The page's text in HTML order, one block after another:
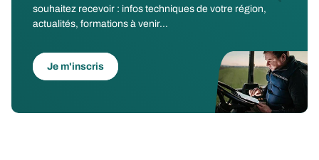
souhaitez recevoir : infos techniques de votre région,
actualités, formations à venir...
Je m'inscris